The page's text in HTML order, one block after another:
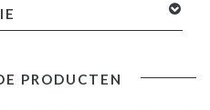
PRODUCTEN